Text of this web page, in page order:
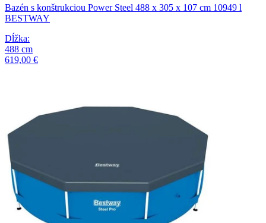
Bazén s konštrukciou Power Steel 488 x 305 x 107 cm 10949 l
BESTWAY
Dĺžka:
488 cm
619,00 €